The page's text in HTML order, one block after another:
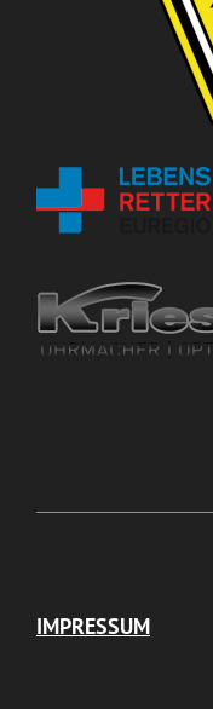
IMPRESSUM